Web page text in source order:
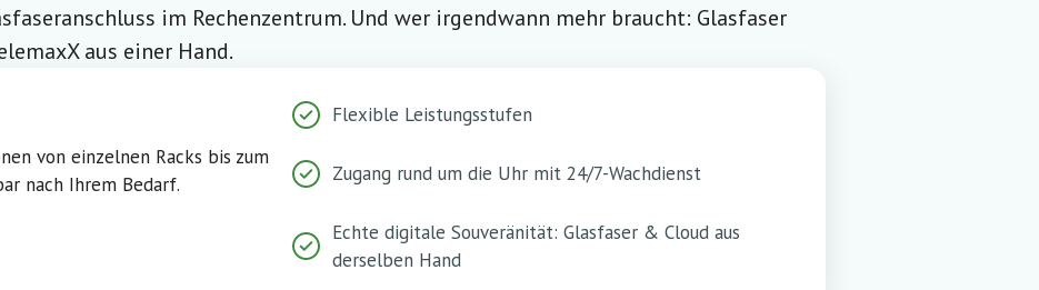
im Rechenzentrum. Und wer irgendwann mehr braucht: Glasfaser
aus einer Hand.
von einzelnen Racks bis zum
nach Ihrem Bedarf.
Flexible Leistungsstufen
Zugang rund um die Uhr mit 24/7-Wachdienst
Echte digitale Souveränität: Glasfaser & Cloud aus
derselben Hand